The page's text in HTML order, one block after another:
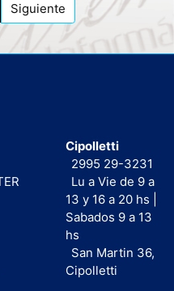
Siguiente
Cipolletti
2995 29-3231
Lu a Vie de 9 a
13 y 16 a 20 hs |
Sabados 9 a 13
hs
San Martin 36,
Cipolletti